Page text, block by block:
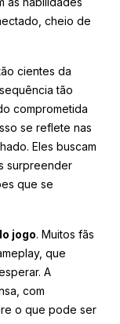
cheio de
cientes da
tão
comprometida
se reflete nas
Eles buscam
surpreender
que se
jogo. Muitos fãs
que
A
com
o que pode ser